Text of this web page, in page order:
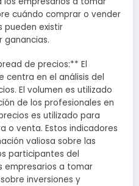
cuándo comprar o vender
pueden existir
ganancias.
de precios:** El
centra en el análisis del
El volumen es utilizado
de los profesionales en
es utilizado para
o venta. Estos indicadores
valiosa sobre las
participantes del
empresarios a tomar
inversiones y